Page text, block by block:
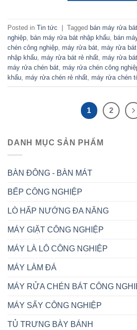
Posted in Tin tức | Tagged bán máy rửa bát
nghiệp bán máy rửa bát nhập khẩu bán
chén công nghiệp máy rửa bát máy rửa
nhập khẩu máy rửa bát rẻ nhất máy rửa
máy rửa chén bát máy rửa chén công
khẩu máy rửa chén rẻ nhất máy rửa chén
1 2
DANH MỤC SẢN PHẨM
BÀN ĐÔNG - BÀN MÁT
BẾP CÔNG NGHIỆP
LÒ HẤP NƯỚNG ĐA NĂNG
MÁY GIẶT CÔNG NGHIỆP
MÁY LÀ LÔ CÔNG NGHIỆP
MÁY LÀM ĐÁ
MÁY RỬA CHÉN BÁT CÔNG
MÁY SẤY CÔNG NGHIỆP
TỦ TRƯNG BÀY BÁNH